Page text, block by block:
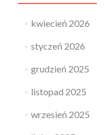
kwiecień 2026
styczeń 2026
grudzień 2025
listopad 2025
wrzesień 2025